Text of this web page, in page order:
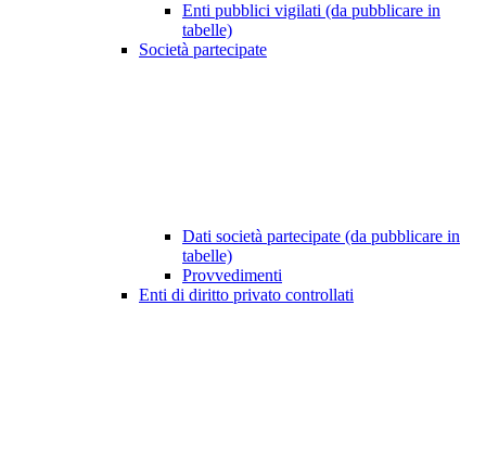
Enti pubblici vigilati (da pubblicare in
tabelle)
Società partecipate
Dati società partecipate (da pubblicare in
tabelle)
Provvedimenti
Enti di diritto privato controllati